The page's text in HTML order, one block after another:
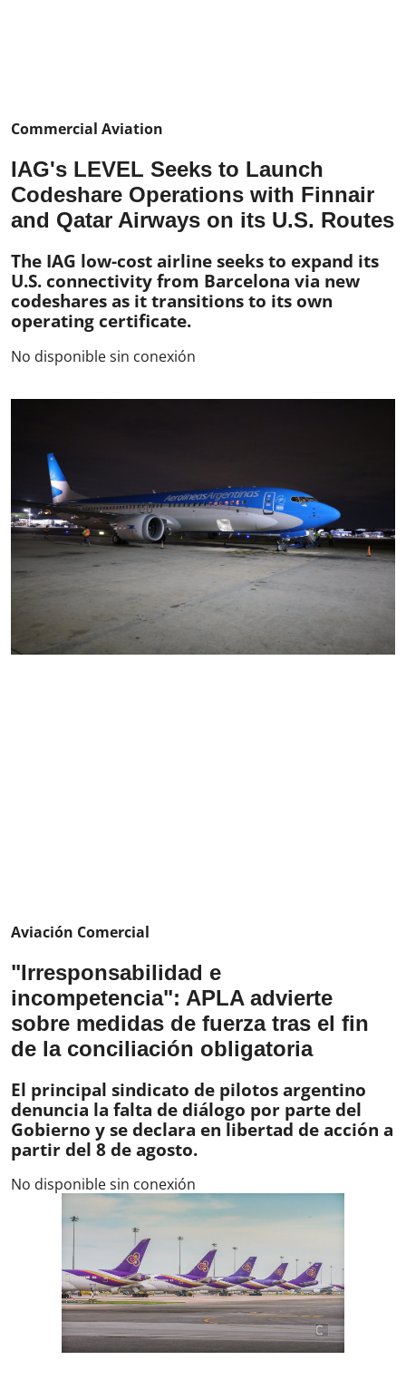
Commercial Aviation
IAG's LEVEL Seeks to Launch
Codeshare Operations with Finnair
and Qatar Airways on its U.S. Routes
The IAG low-cost airline seeks to expand its
U.S. connectivity from Barcelona via new
codeshares as it transitions to its own
operating certificate.
No disponible sin conexión
Aviación Comercial
"Irresponsabilidad e
incompetencia": APLA advierte
sobre medidas de fuerza tras el fin
de la conciliación obligatoria
El principal sindicato de pilotos argentino
denuncia la falta de diálogo por parte del
Gobierno y se declara en libertad de acción a
partir del 8 de agosto.
No disponible sin conexión